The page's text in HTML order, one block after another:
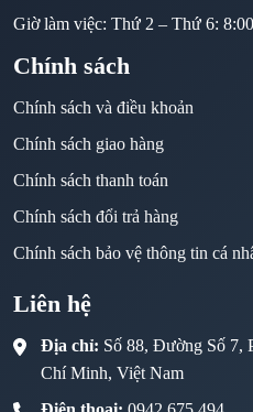
Giờ làm việc: Thứ 2 – Thứ 6:
Chính sách
Chính sách và điều khoản
Chính sách giao hàng
Chính sách thanh toán
Chính sách đổi trả hàng
Chính sách bảo vệ thông tin cá
Liên hệ
Địa chỉ: Số 88, Đường Số 7,
Chí Minh, Việt Nam